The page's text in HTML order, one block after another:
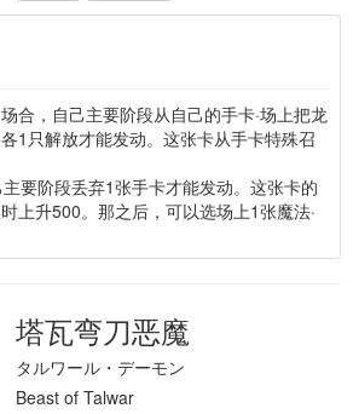
合，自己主要阶段从自己的手卡·场上把龙
1只解放才能发动。这张卡从手卡特殊召
要阶段丢弃1张手卡才能发动。这张卡的
上升500。那之后，可以选场上1张魔法·
塔瓦弯刀恶魔
タルワール・デーモン
Beast of Talwar